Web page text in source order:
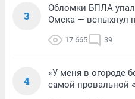
3
Обломки БПЛА
Омска — вспыхнул
17 665 39
4
«У меня в огороде
самой провальной